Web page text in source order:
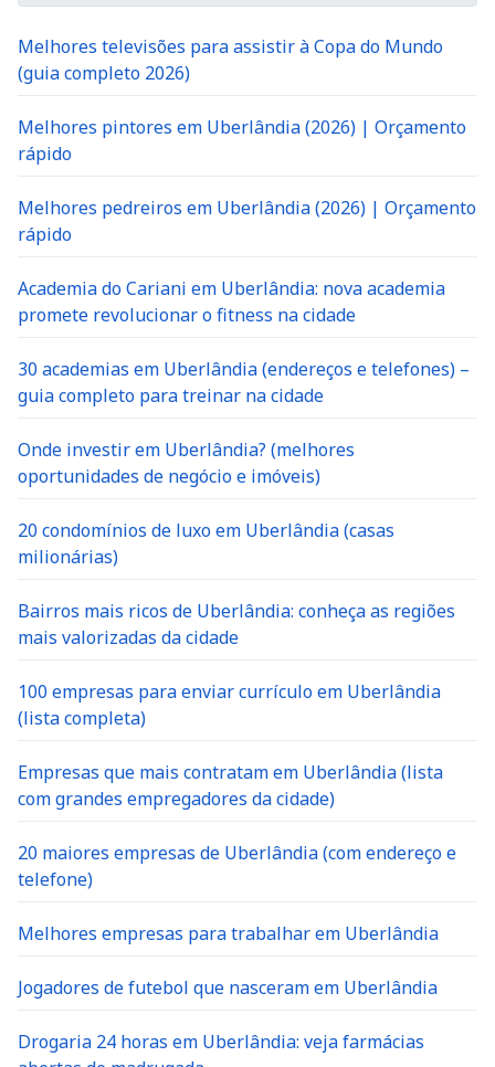
Melhores televisões para assistir à Copa do Mundo
(guia completo 2026)
Melhores pintores em Uberlândia (2026) | Orçamento
rápido
Melhores pedreiros em Uberlândia (2026) | Orçamento
rápido
Academia do Cariani em Uberlândia: nova academia
promete revolucionar o fitness na cidade
30 academias em Uberlândia (endereços e telefones) –
guia completo para treinar na cidade
Onde investir em Uberlândia? (melhores
oportunidades de negócio e imóveis)
20 condomínios de luxo em Uberlândia (casas
milionárias)
Bairros mais ricos de Uberlândia: conheça as regiões
mais valorizadas da cidade
100 empresas para enviar currículo em Uberlândia
(lista completa)
Empresas que mais contratam em Uberlândia (lista
com grandes empregadores da cidade)
20 maiores empresas de Uberlândia (com endereço e
telefone)
Melhores empresas para trabalhar em Uberlândia
Jogadores de futebol que nasceram em Uberlândia
Drogaria 24 horas em Uberlândia: veja farmácias
abertas de madrugada